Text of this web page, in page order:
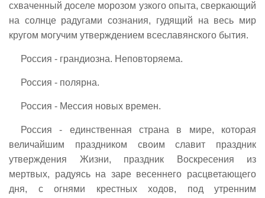
схваченный доселе морозом узкого опыта, сверкающий
на солнце радугами сознания, гудящий на весь мир
кругом могучим утверждением всеславянского бытия.
Россия - грандиозна. Неповторяема.
Россия - полярна.
Россия - Мессия новых времен.
Россия - единственная страна в мире, которая
величайшим праздником своим славит праздник
утверждения Жизни, праздник Воскресения из
мертвых, радуясь на заре весеннего расцветающего
дня, с огнями крестных ходов, под утренним